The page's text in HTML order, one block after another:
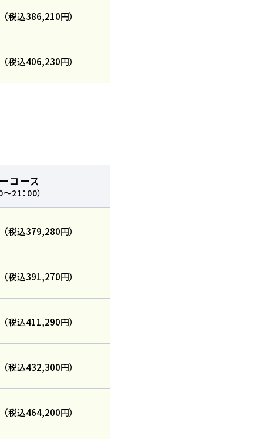
（税込386,210円）
（税込406,230円）
コース
～21：00）
（税込379,280円）
（税込391,270円）
（税込411,290円）
（税込432,300円）
（税込464,200円）